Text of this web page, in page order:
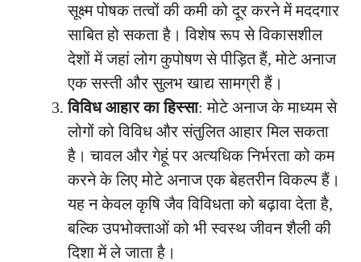
सूक्ष्म पोषक तत्वों की कमी को दूर करने में मददगार
साबित हो सकता है। विशेष रूप से विकासशील
देशों में जहां लोग कुपोषण से पीड़ित हैं, मोटे अनाज
एक सस्ती और सुलभ खाद्य सामग्री हैं।
विविध आहार का हिस्सा: मोटे अनाज के माध्यम से
लोगों को विविध और संतुलित आहार मिल सकता
है। चावल और गेहूं पर अत्यधिक निर्भरता को कम
करने के लिए मोटे अनाज एक बेहतरीन विकल्प हैं।
यह न केवल कृषि जैव विविधता को बढ़ावा देता है,
बल्कि उपभोक्ताओं को भी स्वस्थ जीवन शैली की
दिशा में ले जाता है।